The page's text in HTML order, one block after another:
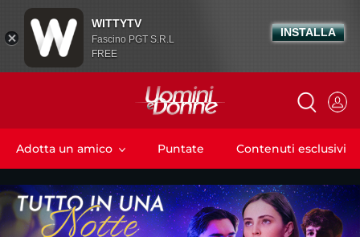
Adotta un amico Puntate Contenuti esclusivi
WITTYTV
Fascino PGT S.R.L
FREE
INSTALLA